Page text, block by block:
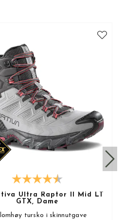
Ultra Raptor II Mid LT
GTX, Dame
tursko i skinnutgave